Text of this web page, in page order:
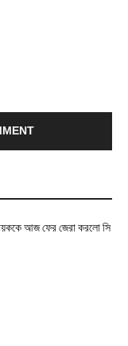
আজ ফের জেরা করলো সি